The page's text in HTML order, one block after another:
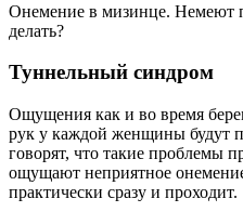
Онемение в мизинце. Немеют
делать?
Туннельный синдром
Ощущения как и во время
рук у каждой женщины будут
говорят, что такие проблемы
ощущают неприятное
практически сразу и проходит.